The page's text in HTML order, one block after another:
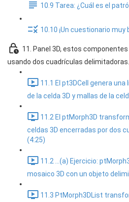
10.9 Tarea: ¿Cuál es el
10.10 ¡Un cuestionario muy
11. Panel 3D, estos
usando dos cuadrículas delimitadoras.
11.1 El pt3DCell genera
de la celda 3D y mallas de la
11.2 El ptMorph3D
celdas 3D encerradas por dos
(4:25)
11.2 ...(a) Ejercicio:
mosaico 3D con un objeto
11.3 PtMorph3DList